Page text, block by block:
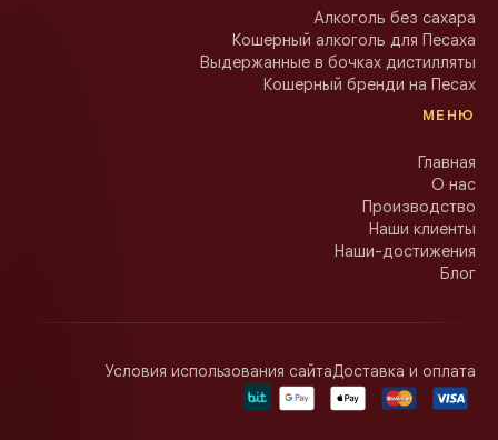
Алкоголь без сахара
Кошерный алкоголь для Песаха
Выдержанные в бочках дистилляты
Кошерный бренди на Песах
МЕНЮ
Главная
О нас
Производство
Наши клиенты
Наши-достижения
Блог
Доставка и оплата
Условия использования сайта